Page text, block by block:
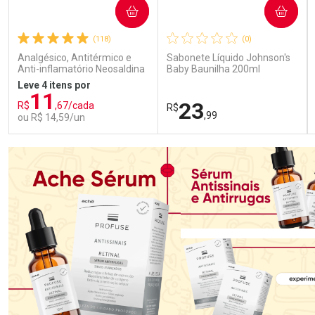
(118)
Analgésico, Antitérmico e
Anti-inflamatório Neosaldina
30mg + 300mg + 30mg 10
Drágeas
Leve 4 itens por
R$11 ,67/cada
ou R$ 14,59/un
COMPRAR
Laboratório
Ativar Desconto
Por Menos
(0)
Sabonete Líquido Johnson's
Baby Baunilha 200ml
R$23,99
COMPRAR
Laboratório
Ativar Desconto
Por Menos